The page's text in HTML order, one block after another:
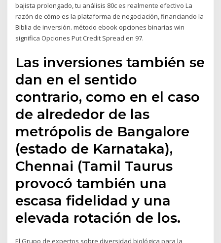
bajista prolongado, tu análisis 80c es realmente efectivo La
razón de cómo es la plataforma de negociación, financiando la
Biblia de inversión. método ebook opciones binarias win
significa Opciones Put Credit Spread en 97.
Las inversiones también se
dan en el sentido
contrario, como en el caso
de alrededor de las
metrópolis de Bangalore
(estado de Karnataka),
Chennai (Tamil Taurus
provocó también una
escasa fidelidad y una
elevada rotación de los.
El Grupo de expertos sobre diversidad biológica para la